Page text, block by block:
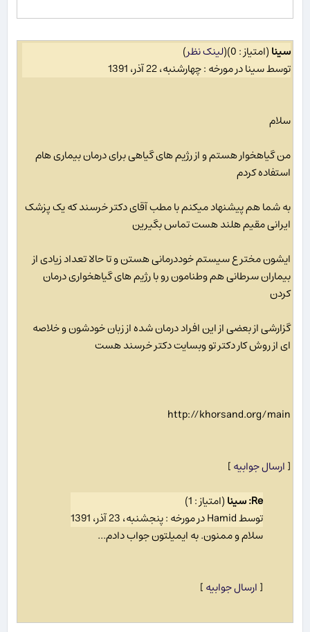
سینا(امتیاز : 0) (لینک نظر)
توسط سینا در مورخه : چهارشنبه، 22 آذر، 1391
سلام
من گیاهخوار هستم و از رژیم های گیاهی برای درمان بیماری هام
استفاده کردم
به شما هم پیشنهاد میکنم با مطب آقای دکتر خرسند که یک پزشک
ایرانی مقیم هلند هست تماس بگیرین
ایشون مخترع سیستم خوددرمانی هستن و تا حالا تعداد زیادی از
بیماران سرطانی هم وطنامون رو با رژیم های گیاهخواری درمان
کردن
گزارشی از بعضی از این افراد درمان شده از زبان خودشون و خلاصه
ای از روش کار دکتر تو وبسایت دکتر خرسند هست
http://khorsand.org/main
[ارسال جوابیه]
Re: سینا
(امتیاز : 1)
توسط Hamid در مورخه : پنجشنبه، 23 آذر، 1391
سلام و ممنون. به ایمیلتون جواب دادم...
[ارسال جوابیه]